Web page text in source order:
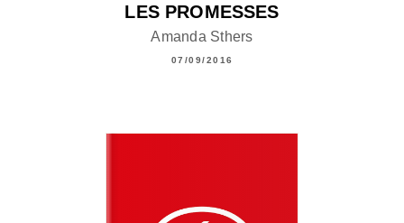
LES PROMESSES
Amanda Sthers
07/09/2016